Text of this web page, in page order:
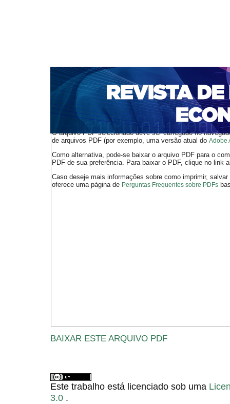
CAPA SOBRE ACESSO CADASTRO
NOTÍCIAS
PORTAL DE REVISTAS DA UNIFACS
BASES DE DADOS E INDEXADORES
Capa v. 3, n. 4 (2001) > Silva Moreira
O arquivo PDF selecionado deve ser carregado no
de arquivos PDF (por exemplo, uma versão atual do Adobe
Como alternativa, pode-se baixar o arquivo PDF para o
PDF de sua preferência. Para baixar o PDF, clique no link
Caso deseje mais informações sobre como imprimir,
oferece uma página de Perguntas Frequentes sobre PDFs
BAIXAR ESTE ARQUIVO PDF
Este trabalho está licenciado sob uma
3.0 .